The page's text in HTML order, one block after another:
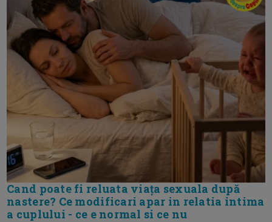
Cand poate fi reluata viața sexuala după
nastere? Ce modificari apar in relatia intima
a cuplului - ce e normal si ce nu